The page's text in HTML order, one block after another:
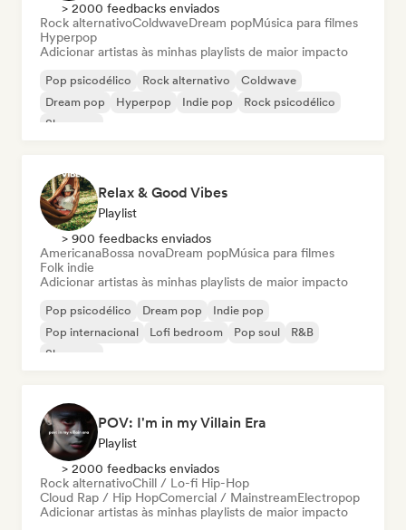
> 2000 feedbacks enviados
Rock alternativoColdwaveDream popMúsica para filmes
Hyperpop
Adicionar artistas às minhas playlists de maior impacto
Pop psicodélico Rock alternativo
Coldwave
Dream pop
Hyperpop Indie pop
Rock psicodélico
Shoegaze
Relax & Good Vibes
Playlist
> 900 feedbacks enviados
AmericanaBossa novaDream popMúsica para filmes
Folk indie
Adicionar artistas às minhas playlists de maior impacto
Pop psicodélico Dream pop
Indie pop
Pop internacional
Lofi bedroom Pop soul
R&B
Shoegaze
POV: I'm in my Villain Era
Playlist
> 2000 feedbacks enviados
Rock alternativoChill / Lo-fi Hip-Hop
Cloud Rap / Hip HopComercial / MainstreamElectropop
Adicionar artistas às minhas playlists de maior impacto